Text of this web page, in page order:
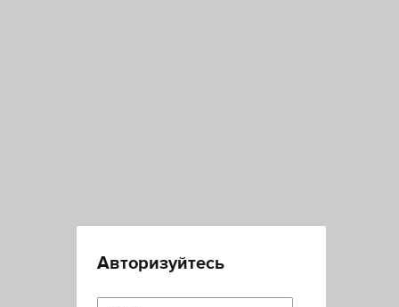
Авторизуйтесь